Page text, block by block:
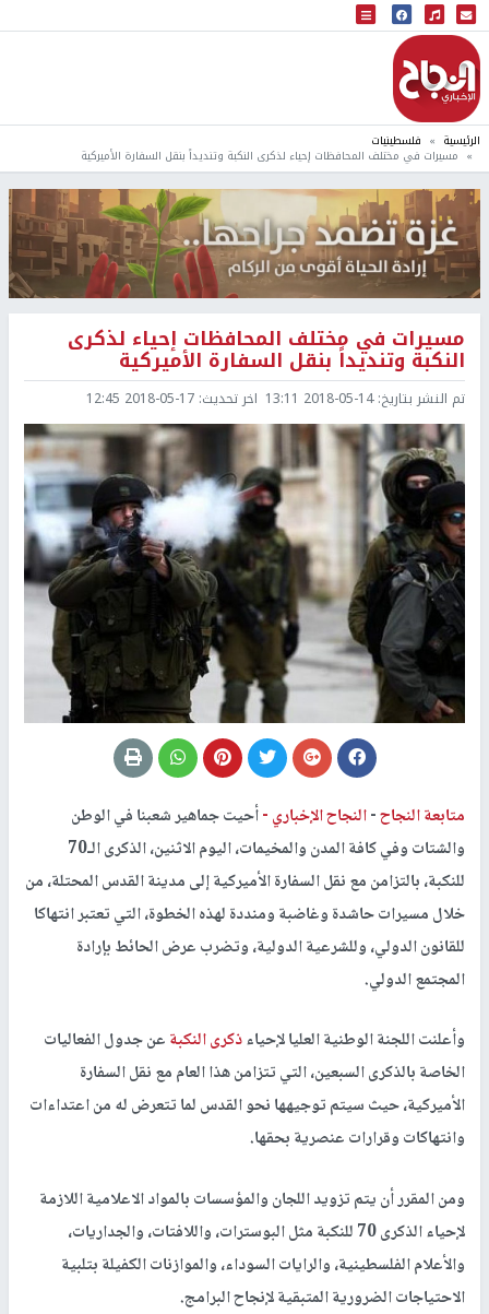
البث المباشر
إذاعة النجاح
الرئيسية فلسطينيات
مسيرات في مختلف المحافظات إحياء لذكرى النكبة وتنديداً بنقل السفارة الأميركية
مسيرات في مختلف المحافظات إحياء لذكرى
النكبة وتنديداً بنقل السفارة الأميركية
تم النشر بتاريخ:2018-05-14 13:11 اخر تحديث: 2018-05-17 12:45
متابعة النجاح-النجاح الإخباري -أحيت جماهير شعبنا في الوطن
والشتات وفي كافة المدن والمخيمات، اليوم الاثنين، الذكرى الـ70
للنكبة، بالتزامن مع نقل السفارة الأميركية إلى مدينة القدس المحتلة، من
خلال مسيرات حاشدة وغاضبة ومنددة لهذه الخطوة، التي تعتبر انتهاكا
للقانون الدولي، وللشرعية الدولية، وتضرب عرض الحائط بإرادة
المجتمع الدولي.
وأعلنت اللجنة الوطنية العليا لإحياءذكرى النكبةعن جدول الفعاليات
الخاصة بالذكرى السبعين، التي تتزامن هذا العام مع نقل السفارة
الأميركية، حيث سيتم توجيهها نحو القدس لما تتعرض له من اعتداءات
وانتهاكات وقرارات عنصرية بحقها.
ومن المقرر أن يتم تزويد اللجان والمؤسسات بالمواد الاعلامية اللازمة
لإحياء الذكرى 70 للنكبة مثل البوسترات، واللافتات، والجداريات،
والأعلام الفلسطينية، والرايات السوداء، والموازنات الكفيلة بتلبية
الاحتياجات الضرورية المتبقية لإنجاح البرامج.